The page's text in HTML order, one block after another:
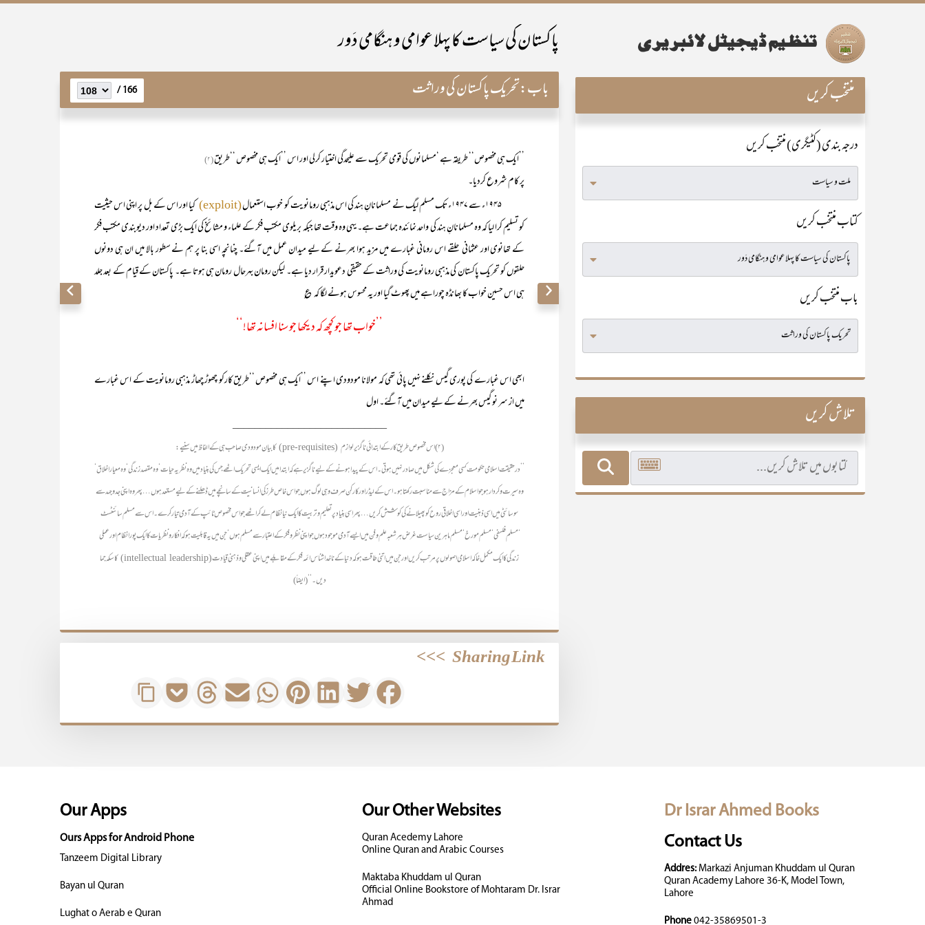
پاکستان کی سیاست کا پہلا عوامی و ہنگامی دَور
باب:تحریک پاکستان کی وراثت 166 /
’’ایک ہی مخصوص‘‘ طریقہ ہے ‘مسلمانوں کی قومی تحریک سے علیحدگی اختیار کرلی اور اس ’’ایک ہی مخصوص ‘‘طریق(۲)
پر کام شروع کردیا۔
(exploit)
کیا اور اس کے بل پر اپنی اس حیثیت
کو تسلیم کرا لیا کہ وہ مسلمانانِ ہند کی واحد نمائندہ جماعت ہے۔ یہی وہ وقت تھا جبکہ بریلوی مکتب فکر کے علماء و مشائخ کی ایک بڑی تعداد اور دیوبندی مکتب فکر
کے تھانوی اور عثمانی حلقے اس رومانی غبارے میں مزید ہوا بھرنے کے لیے میدان عمل میں آگئے۔ چنانچہ اسی بنا پر ہم نے سطور بالا میں ان ہی دونوں
حلقوں کو تحریک پاکستان کی مذہبی رومانویت کی وراثت کے حقیقی دعویدار قرار دیا ہے۔ لیکن رومان بہرحال رومان ہی ہوتا ہے۔ پاکستان کے قیام کے بعد جلد
ہی اس حسین خواب کا بھانڈہ چوراہے میں پھوٹ گیا اور یہ محسوس ہونے لگا کہ ؏
’’خواب تھا جو کچھ کہ دیکھا جو سنا افسانہ تھا!‘‘
ابھی اس غبارے کی پوری گیس نکلنے نہیں پائی تھی کہ مولانا مودودی اپنے اس ’’ایک ہی مخصوص ‘‘طریق کارکو چھوڑ چھاڑ مذہبی رومانویت کے اس غبارے
میں از سر نو گیس بھرنے کے لیے میدان میں آگئے۔ اول
____________________________
(۲) اس مخصوص طریق کار کے ابتدائی ناگزیر لوازم (pre-requisites)
کا بیان مودودی صاحب ہی کے الفاظ میں سنیے:
’’درحقیقت اسلامی حکومت کسی معجزے کی شکل میں صادر نہیں ہوتی۔ اس کے پیدا ہونے کے لیے ناگزیر ہے کہ ابتدا میں ایک ایسی تحریک اٹھے جس کی بنیاد میں وہ نظریہ حیات‘ وہ مقصد زندگی‘ وہ معیار اخلاق‘
وہ سیرت و کردار ہو جو اسلام کے مزاج سے مناسبت رکھتا ہو۔ اس کے لیڈر اور کارکن صرف وہی لوگ ہوں جو اس خاص طرز کی انسانیت کے سانچے میں ڈھلنے کے لیے مستعد ہوں… پھر وہ اپنی جدوجہد سے
سوسائٹی میں اسی ذہنیت اور اسی اخلاقی روح کو پھیلانے کی کوشش کریں … پھر اسی بنیاد پر تعلیم و تربیت کا ایک نیا نظام لے کر اٹھے جو اس مخصوص ٹائپ کے آدمی تیار کرے۔ اس سے مسلم سائنٹسٹ
‘مسلم فلسفی‘ مسلم مورخ‘ مسلم ماہرین سیاست غرض ہر شعبہ علم و فن میں ایسے آدمی موجود ہوں جو اپنی نظر و فکر کے اعتبار سے مسلم ہوں‘ جن میں یہ قابلیت ہو کہ افکار و نظریات کا ایک پورا نظام اورعملی
زندگی کا ایک مکمل خاکہ اسلامی اصولوں پر مرتب کریں اور جن میں اتنی طاقت ہو کہ دنیا کے ناخداشناس ائمہ فکر کے مقابلے میں اپنی عقلی و ذہنی قیادت(intellectual leadership)
کاسکہ جما
دیں۔‘‘ (ایضاً)
Sharing Link
>>>
منتخب کریں
درجہ بندی (کٹیگری) منتخب کریں
کتاب منتخب کریں
باب منتخب کریں
تلاش کریں
Dr Israr Ahmed Books
Contact Us
Addres:Markazi Anjuman Khuddam ul Quran
Quran Academy Lahore 36-K, Model Town,
Lahore
Phone 042-35869501-3
Our Other Websites
Quran Acedemy Lahore
Online Quran and Arabic Courses
Maktaba Khuddam ul Quran
Official Online Bookstore of Mohtaram Dr. Israr
Ahmad
Our Apps
Ours Apps for Android Phone
Tanzeem Digital Library
Bayan ul Quran
Lughat o Aerab e Quran